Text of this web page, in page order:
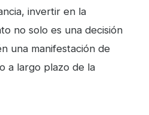
invertir en la
no solo es una decisión
una manifestación de
a largo plazo de la